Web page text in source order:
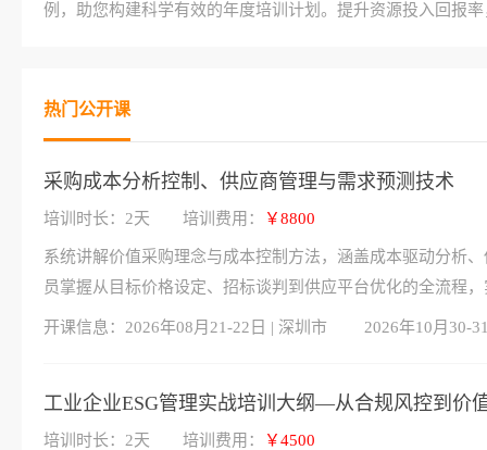
例，助您构建科学有效的年度培训计划。提升资源投入回报
热门公开课
采购成本分析控制、供应商管理与需求预测技术
培训时长：2天 培训费用： ￥8800
系统讲解价值采购理念与成本控制方法，涵盖成本驱动分析
员掌握从目标价格设定、招标谈判到供应平台优化的全流程
开课信息： 2026年08月21-22日 | 深圳市 2026年10月30-
工业企业ESG管理实战培训大纲—从合规风控到价
培训时长：2天 培训费用： ￥4500